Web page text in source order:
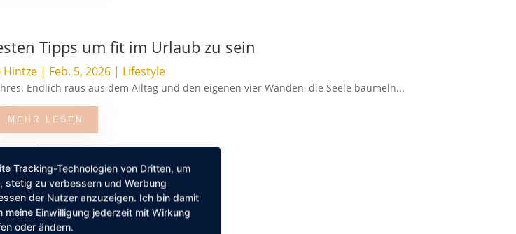
Tipps um fit im Urlaub zu sein
Hintze | Feb. 5, 2026 | Lifestyle
Endlich raus aus dem Alltag und den eigenen vier Wänden, die Seele baumeln...
MEHR LESEN
Tracking-Technologien von Dritten, um
stetig zu verbessern und Werbung
der Nutzer anzuzeigen. Ich bin damit
meine Einwilligung jederzeit mit Wirkung
oder ändern.